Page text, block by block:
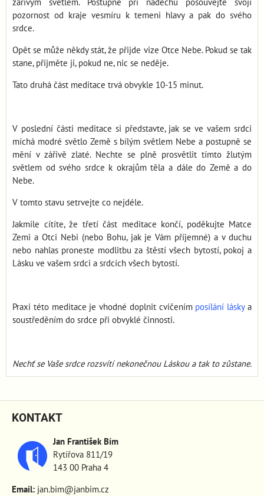
zářivým světlem. Postupně při nádechu posouvejte svoji
pozornost od kraje vesmíru k temeni hlavy a pak do svého
srdce.
Opět se může někdy stát, že přijde vize Otce Nebe. Pokud se tak
stane, přijměte ji, pokud ne, nic se neděje.
Tato druhá část meditace trvá obvykle 10-15 minut.
V poslední části meditace si představte, jak se ve vašem srdci
míchá modré světlo Země s bílým světlem Nebe a postupně se
mění v zářivě zlaté. Nechte se plně prosvětlit tímto žlutým
světlem od svého srdce k okrajům těla a dále do Země a do
Nebe.
V tomto stavu setrvejte co nejdéle.
Jakmile cítíte, že třetí část meditace končí, poděkujte Matce
Zemi a Otci Nebi (nebo Bohu, jak je Vám příjemné) a v duchu
nebo nahlas proneste modlitbu za štěstí všech bytostí, pokoj a
Lásku ve vašem srdci a srdcích všech bytostí.
Praxi této meditace je vhodné doplnit cvičením posílání láskya
soustředěním do srdce při obvyklé činnosti.
Nechť se Vaše srdce rozsvítí nekonečnou Láskou a tak to zůstane.
KONTAKT
Jan František Bím
Rytířova 811/19
143 00 Praha 4
Email: jan.bim@janbim.cz